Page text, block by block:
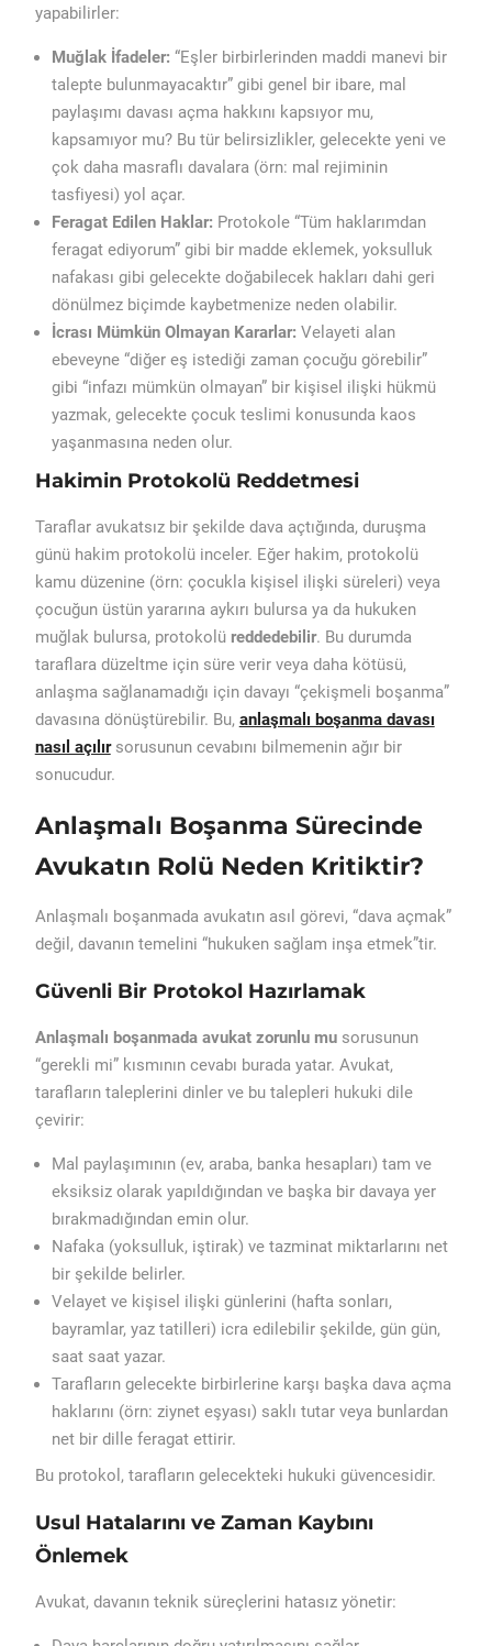
yapabilirler:
Muğlak İfadeler: “Eşler birbirlerinden maddi manevi bir
talepte bulunmayacaktır” gibi genel bir ibare, mal
paylaşımı davası açma hakkını kapsıyor mu,
kapsamıyor mu? Bu tür belirsizlikler, gelecekte yeni ve
çok daha masraflı davalara (örn: mal rejiminin
tasfiyesi) yol açar.
Feragat Edilen Haklar: Protokole “Tüm haklarımdan
feragat ediyorum” gibi bir madde eklemek, yoksulluk
nafakası gibi gelecekte doğabilecek hakları dahi geri
dönülmez biçimde kaybetmenize neden olabilir.
İcrası Mümkün Olmayan Kararlar: Velayeti alan
ebeveyne “diğer eş istediği zaman çocuğu görebilir”
gibi “infazı mümkün olmayan” bir kişisel ilişki hükmü
yazmak, gelecekte çocuk teslimi konusunda kaos
yaşanmasına neden olur.
Hakimin Protokolü Reddetmesi
Taraflar avukatsız bir şekilde dava açtığında, duruşma
günü hakim protokolü inceler. Eğer hakim, protokolü
kamu düzenine (örn: çocukla kişisel ilişki süreleri) veya
çocuğun üstün yararına aykırı bulursa ya da hukuken
muğlak bulursa, protokolü reddedebilir. Bu durumda
taraflara düzeltme için süre verir veya daha kötüsü,
anlaşma sağlanamadığı için davayı “çekişmeli boşanma”
davasına dönüştürebilir. Bu, anlaşmalı boşanma davası
nasıl açılırsorusunun cevabını bilmemenin ağır bir
sonucudur.
Anlaşmalı Boşanma Sürecinde
Avukatın Rolü Neden Kritiktir?
Anlaşmalı boşanmada avukatın asıl görevi, “dava açmak”
değil, davanın temelini “hukuken sağlam inşa etmek”tir.
Güvenli Bir Protokol Hazırlamak
Anlaşmalı boşanmada avukat zorunlu musorusunun
“gerekli mi” kısmının cevabı burada yatar. Avukat,
tarafların taleplerini dinler ve bu talepleri hukuki dile
çevirir:
Mal paylaşımının (ev, araba, banka hesapları) tam ve
eksiksiz olarak yapıldığından ve başka bir davaya yer
bırakmadığından emin olur.
Nafaka (yoksulluk, iştirak) ve tazminat miktarlarını net
bir şekilde belirler.
Velayet ve kişisel ilişki günlerini (hafta sonları,
bayramlar, yaz tatilleri) icra edilebilir şekilde, gün gün,
saat saat yazar.
Tarafların gelecekte birbirlerine karşı başka dava açma
haklarını (örn: ziynet eşyası) saklı tutar veya bunlardan
net bir dille feragat ettirir.
Bu protokol, tarafların gelecekteki hukuki güvencesidir.
Usul Hatalarını ve Zaman Kaybını
Önlemek
Avukat, davanın teknik süreçlerini hatasız yönetir: